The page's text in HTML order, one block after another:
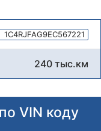
1C4RJFAG9EC567221
240 тыс.км
VIN коду